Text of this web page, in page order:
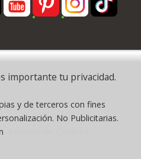
reservados
están gestionadas, y
importante tu privacidad.
y de terceros con fines
No Publicitarias.